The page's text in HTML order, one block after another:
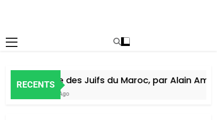
RECENTS
Histoire des Juifs du Maroc, par Alain Amiel